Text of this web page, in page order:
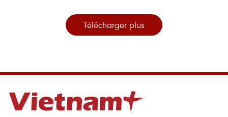
Télécharger plus